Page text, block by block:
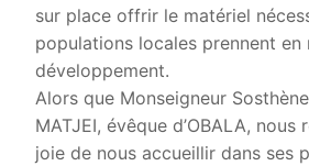
sur place offrir le matériel
populations locales prennent en
développement.
Alors que Monseigneur
MATJEI, évêque d’OBALA, nous
joie de nous accueillir dans ses